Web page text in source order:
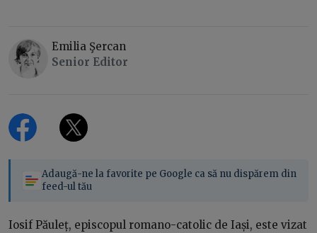
Emilia Şercan
Senior Editor
Adaugă-ne la favorite pe Google ca să nu dispărem din
feed-ul tău
Iosif Păuleț, episcopul romano-catolic de Iași, este vizat